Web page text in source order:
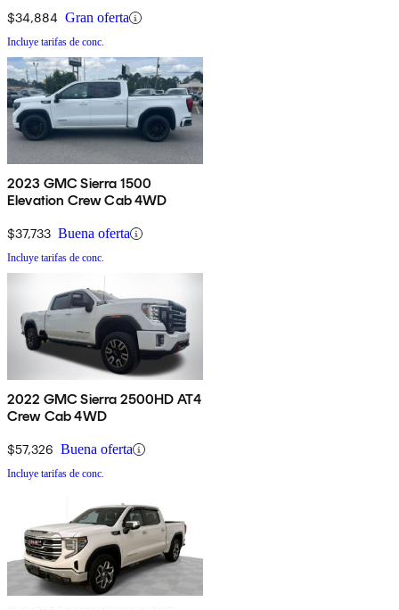
$34,884 Gran oferta
Incluye tarifas de conc.
2023 GMC Sierra 1500
Elevation Crew Cab 4WD
$37,733 Buena oferta
Incluye tarifas de conc.
2022 GMC Sierra 2500HD AT4
Crew Cab 4WD
$57,326 Buena oferta
Incluye tarifas de conc.